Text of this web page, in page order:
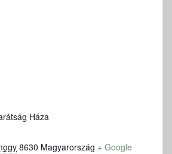
Háza
8630 Magyarország + Google